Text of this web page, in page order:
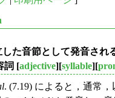
した音節として発音され
詞 [adjective][syllable][
. (7.19) によると，通常